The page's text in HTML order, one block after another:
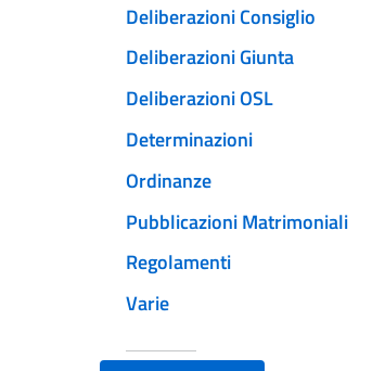
Deliberazioni Consiglio
Deliberazioni Giunta
Deliberazioni OSL
Determinazioni
Ordinanze
Pubblicazioni Matrimoniali
Regolamenti
Varie